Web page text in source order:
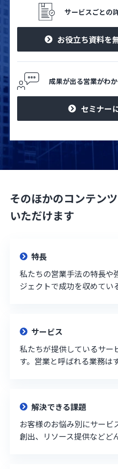
サービスごとの
お役立ち資料を
成果が出る営業がわ
セミナー
そのほかのコンテン
いただけます
特長
私たちの営業手法の特長や
ジェクトで成功を収めてい
サービス
私たちが提供しているサー
す。営業と呼ばれる業務は
解決できる課題
お客様のお悩み別にサービ
創出、リソース提供などど